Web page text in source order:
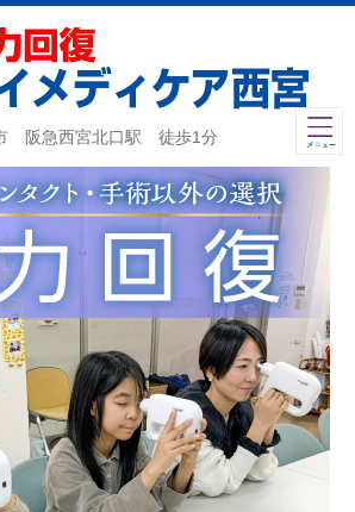
阪急西宮北口駅 徒歩1分